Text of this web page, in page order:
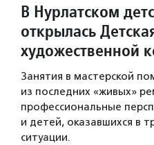
В Нурлатском
открылась
художественной
Занятия в мастерской
из последних «живых»
профессиональные
и детей, оказавшихся в
ситуации.